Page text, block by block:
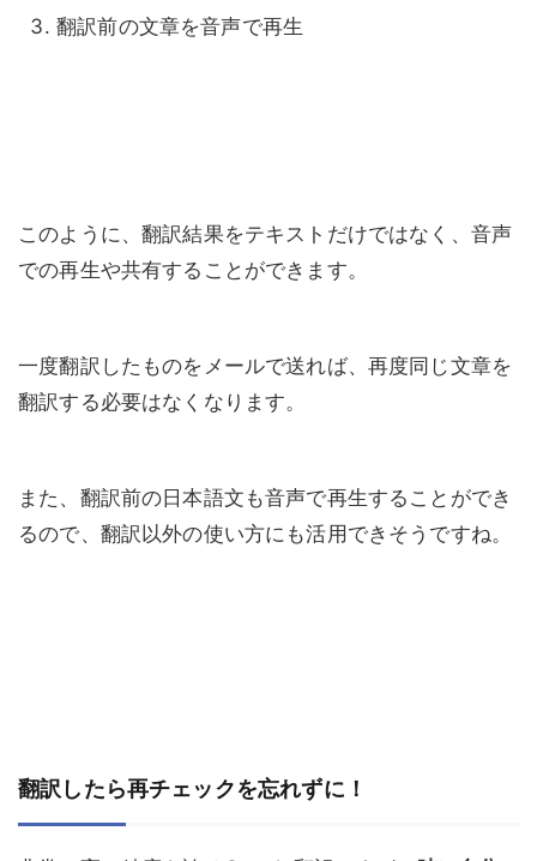
翻訳前の文章を音声で再生
このように、翻訳結果をテキストだけではなく、音声
での再生や共有することができます。
一度翻訳したものをメールで送れば、再度同じ文章を
翻訳する必要はなくなります。
また、翻訳前の日本語文も音声で再生することができ
るので、翻訳以外の使い方にも活用できそうですね。
翻訳したら再チェックを忘れずに！